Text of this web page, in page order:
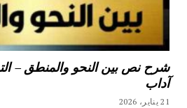
شرح نص بين النحو والمنطق –
آداب
21 يناير، 2026